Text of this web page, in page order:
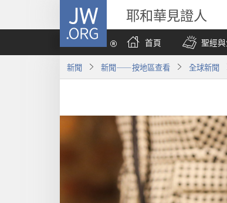
JW.ORG 耶和華見證人
首頁
聖經
新聞 新聞——按地區查看 全球新聞